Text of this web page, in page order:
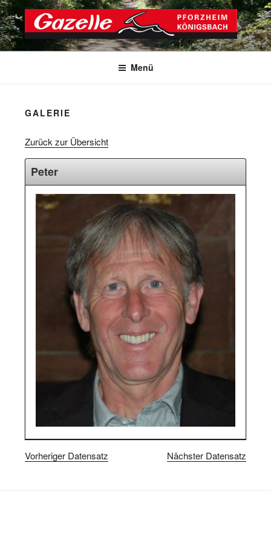
Zum
Inhalt
springen
GAZELLE PFORZHEIM
KÖNIGSBACH E.V.
Menü
GALERIE
Zurück zur Übersicht
Peter
Vorheriger Datensatz Nächster Datensatz